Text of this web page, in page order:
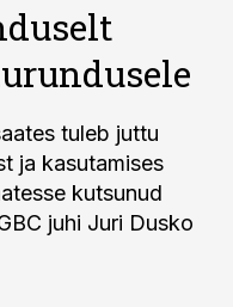
tuleb juttu
ja kasutamises
kutsunud
juhi Juri Dusko